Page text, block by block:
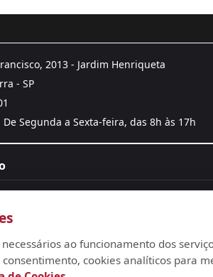
2013 - Jardim Henriqueta
- SP
Segunda a Sexta-feira, das 8h às 17h
ao funcionamento dos
cookies analíticos para